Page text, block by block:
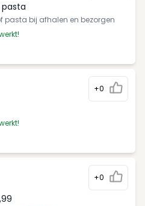
pasta
pasta bij afhalen en bezorgen
+0
+0